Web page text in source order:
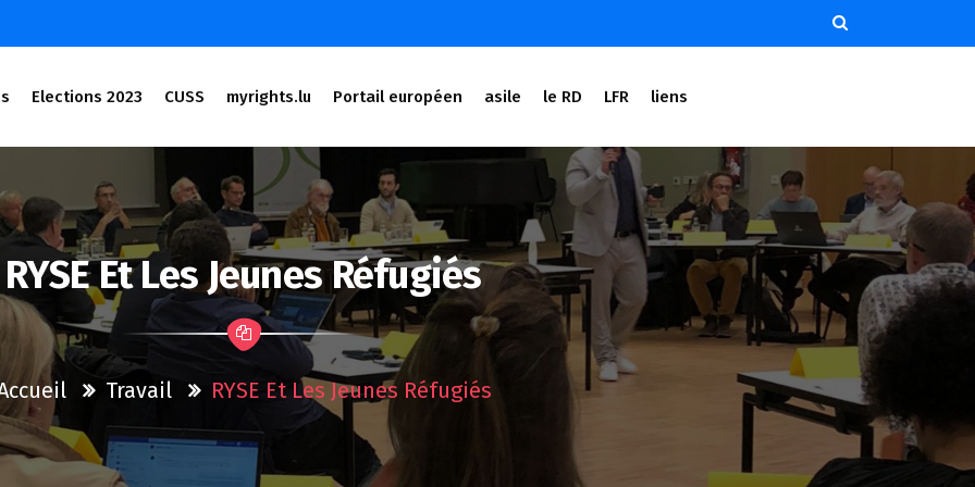
Elections 2023 CUSS myrights.lu Portail européen asile le RD LFR liens
RYSE Et Les Jeunes Réfugiés
Travail RYSE Et Les Jeunes Réfugiés